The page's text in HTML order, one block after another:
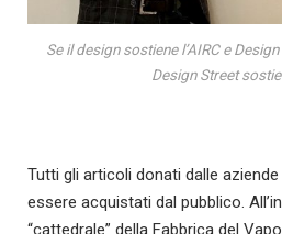
Se il design sostiene l’AIRC e
Design Street
Tutti gli articoli donati dalle
essere acquistati dal pubblico.
“cattedrale” della Fabbrica del